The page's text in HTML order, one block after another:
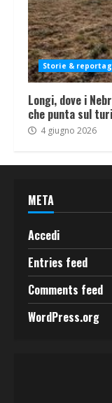
Storie &
Longi, dove i
che punta sul
4 giugno 2026
META
Accedi
Entries feed
Comments feed
WordPress.org